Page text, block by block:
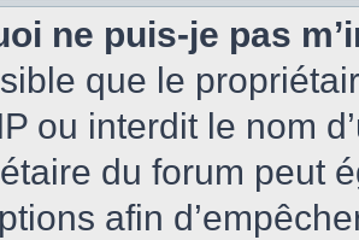
ne puis-je pas
que le
ou interdit le nom
du forum peut
afin